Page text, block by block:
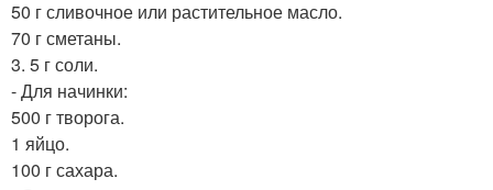
50 г сливочное или растительное масло.
70 г сметаны.
3. 5 г соли.
- Для начинки:
500 г творога.
1 яйцо.
100 г сахара.